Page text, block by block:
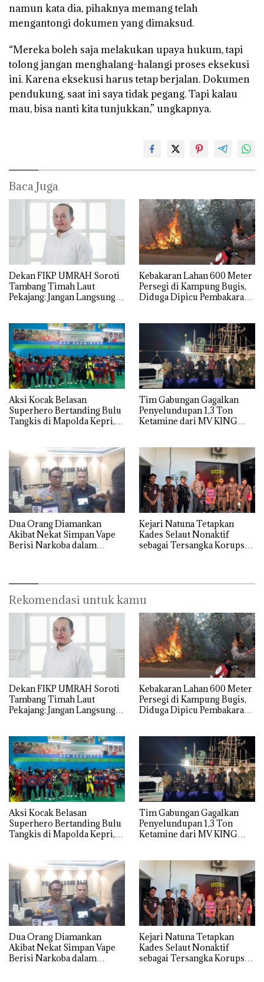
namun kata dia, pihaknya memang telah
mengantongi dokumen yang dimaksud.
“Mereka boleh saja melakukan upaya hukum, tapi
tolong jangan menghalang-halangi proses eksekusi
ini. Karena eksekusi harus tetap berjalan. Dokumen
pendukung, saat ini saya tidak pegang. Tapi kalau
mau, bisa nanti kita tunjukkan,” ungkapnya.
Baca Juga
Dekan FIKP UMRAH Soroti
Tambang Timah Laut
Pekajang: Jangan Langsung
Lingkungannya
Kebakaran Lahan 600 Meter
Persegi di Kampung Bugis,
Diduga Dipicu Pembakaran
Aksi Kocak Belasan
Superhero Bertanding Bulu
Tangkis di Mapolda Kepri,
Tim Gabungan Gagalkan
Penyelundupan 1,3 Ton
Ketamine dari MV KING
Dua Orang Diamankan
Akibat Nekat Simpan Vape
Berisi Narkoba dalam
Kejari Natuna Tetapkan
Kades Selaut Nonaktif
sebagai Tersangka Korupsi
Rekomendasi untuk kamu
Dekan FIKP UMRAH Soroti
Tambang Timah Laut
Pekajang: Jangan Langsung
Lingkungannya
Kebakaran Lahan 600 Meter
Persegi di Kampung Bugis,
Diduga Dipicu Pembakaran
Aksi Kocak Belasan
Superhero Bertanding Bulu
Tangkis di Mapolda Kepri,
Tim Gabungan Gagalkan
Penyelundupan 1,3 Ton
Ketamine dari MV KING
Dua Orang Diamankan
Akibat Nekat Simpan Vape
Berisi Narkoba dalam
Kejari Natuna Tetapkan
Kades Selaut Nonaktif
sebagai Tersangka Korupsi